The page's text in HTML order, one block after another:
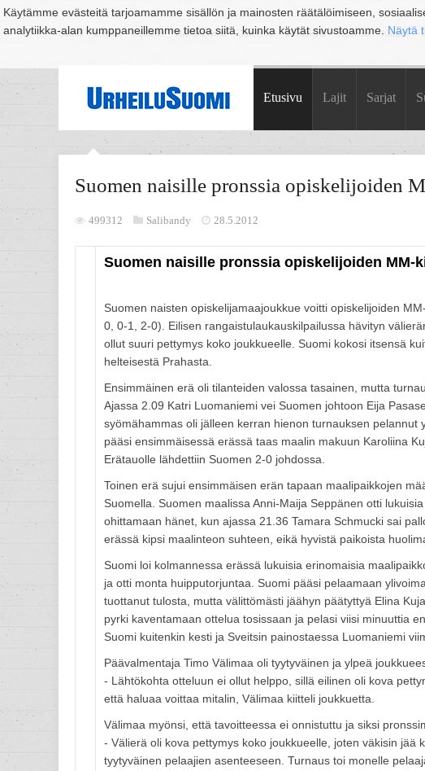
Käytämme evästeitä tarjoamamme sisällön ja mainosten räätälöimiseen,
analytiikka-alan kumppaneillemme tietoa siitä, kuinka käytät sivustoamme. Näytä
Suomi Espoo Helsinki Hämeenlinna Joensuu Jyväskylä Kouvola Kuopio
Etusivu Lajit Sarjat
Suomen naisille pronssia opiskelijoiden
499312 Salibandy 28.5.2012
Suomen naisille pronssia opiskelijoiden MM-
Suomen naisten opiskelijamaajoukkue voitti opiskelijoiden
0, 0-1, 2-0). Eilisen rangaistulaukauskilpailussa hävityn
ollut suuri pettymys koko joukkueelle. Suomi kokosi itsensä
helteisestä Prahasta.
Ensimmäinen erä oli tilanteiden valossa tasainen, mutta
Ajassa 2.09 Katri Luomaniemi vei Suomen johtoon Eija
syömähammas oli jälleen kerran hienon turnauksen pelannut
pääsi ensimmäisessä erässä taas maalin makuun Karoliina
Erätauolle lähdettiin Suomen 2-0 johdossa.
Toinen erä sujui ensimmäisen erän tapaan maalipaikkojen
Suomella. Suomen maalissa Anni-Maija Seppänen otti
ohittamaan hänet, kun ajassa 21.36 Tamara Schmucki sai
erässä kipsi maalinteon suhteen, eikä hyvistä paikoista
Suomi loi kolmannessa erässä lukuisia erinomaisia
ja otti monta huipputorjuntaa. Suomi pääsi pelaamaan
tuottanut tulosta, mutta välittömästi jäähyn päätyttyä Elina
pyrki kaventamaan ottelua tosissaan ja pelasi viisi minuuttia
Suomi kuitenkin kesti ja Sveitsin painostaessa Luomaniemi
Päävalmentaja Timo Välimaa oli tyytyväinen ja ylpeä
- Lähtökohta otteluun ei ollut helppo, sillä eilinen oli kova
että haluaa voittaa mitalin, Välimaa kiitteli joukkuetta.
Välimaa myönsi, että tavoitteessa ei onnistuttu ja siksi
- Välierä oli kova pettymys koko joukkueelle, joten väkisin
tyytyväinen pelaajien asenteeseen. Turnaus toi monelle